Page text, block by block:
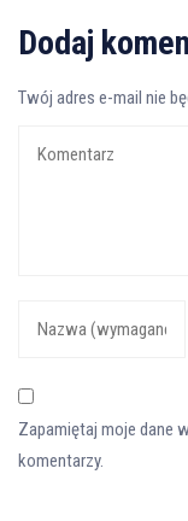
Dodaj
Twój adres e-mail nie
Zapamiętaj moje dane
komentarzy.